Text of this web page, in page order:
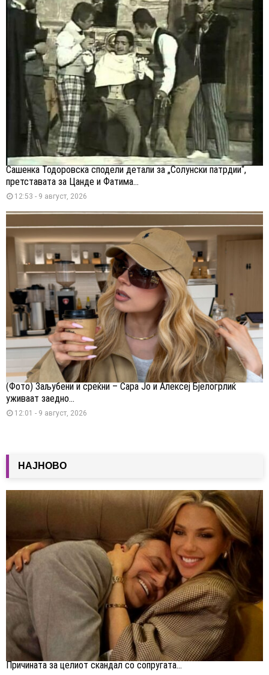
Сашенка Тодоровска сподели детали за „Солунски патрдии“,
претставата за Цанде и Фатима...
12:53 - 9 август, 2026
(Фото) Заљубени и среќни – Сара Јо и Алексеј Бјелогрлиќ
уживаат заедно...
12:01 - 9 август, 2026
НАЈНОВО
Причината за целиот скандал со сопругата...